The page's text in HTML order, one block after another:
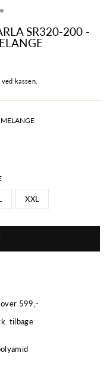
SR320-200 -
kassen.
XXL
599,-
tilbage